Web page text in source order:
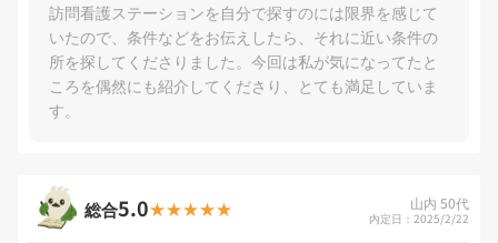
訪問看護ステーションを自分で探すのには限界を感じて
いたので、条件などをお伝えしたら、それに近い条件の
所を探してくださりました。今回は私が気になってたと
ころを偶然にも紹介してくださり、とても満足していま
す。
総合5.0 山内 50代
内定日：2025/2/22